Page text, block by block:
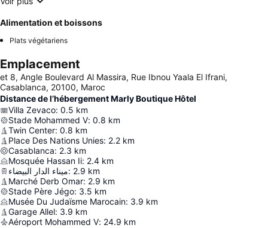
Alimentation et boissons
Plats végétariens
Emplacement
et 8, Angle Boulevard Al Massira, Rue Ibnou Yaala El Ifrani,
Casablanca, 20100, Maroc
Distance de l’hébergement Marly Boutique Hôtel
Villa Zevaco: 0.5 km
Stade Mohammed V: 0.8 km
Twin Center: 0.8 km
Place Des Nations Unies: 2.2 km
Casablanca: 2.3 km
Mosquée Hassan Ii: 2.4 km
ميناء الدار البيضاء: 2.9 km
Marché Derb Omar: 2.9 km
Stade Père Jégo: 3.5 km
Musée Du Judaïsme Marocain: 3.9 km
Garage Allel: 3.9 km
Aéroport Mohammed V: 24.9 km